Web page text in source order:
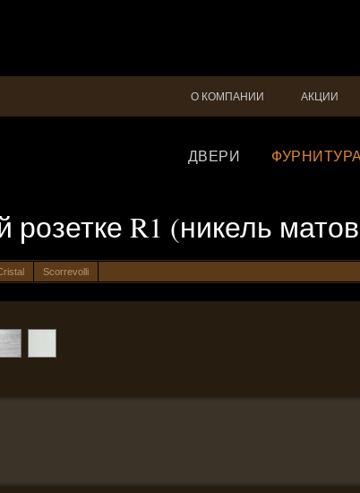
О КОМПАНИИ АКЦИИ
ДВЕРИ ФУРНИТУРА
розетке R1 (никель
Scorrevolli